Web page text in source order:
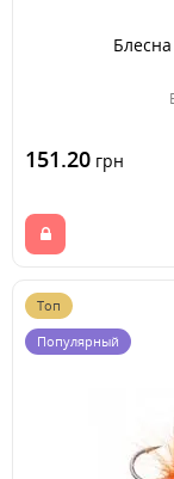
151.20 грн
Топ
Популярный